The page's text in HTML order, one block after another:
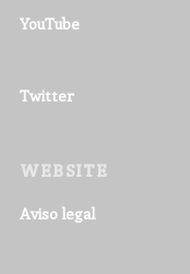
YouTube
Twitter
WEBSITE
Aviso legal